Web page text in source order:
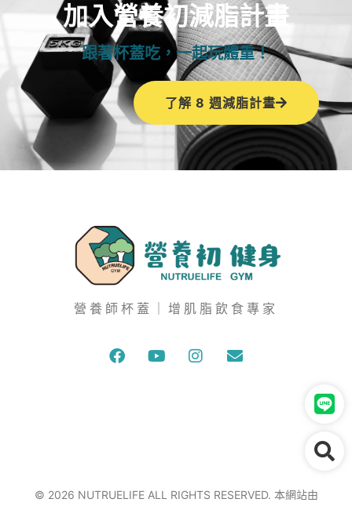
加入營養初減脂計畫
跟著杯蓋吃，一起玩體重！
了解 8 週減脂計畫
營養師杯蓋｜增肌脂飲食專家
© 2026 NUTRUELIFE ALL RIGHTS RESERVED. 本網站由